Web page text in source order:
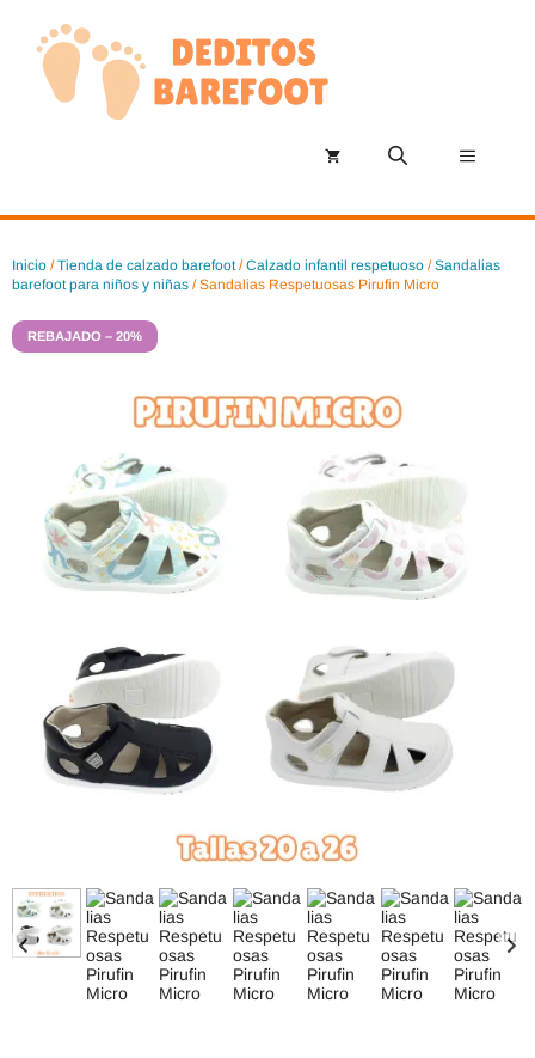
contenido
Menú
Inicio /Tienda de calzado barefoot/Calzado infantil respetuoso /Sandalias
barefoot para niños y niñas / Sandalias Respetuosas Pirufin Micro
REBAJADO – 20%